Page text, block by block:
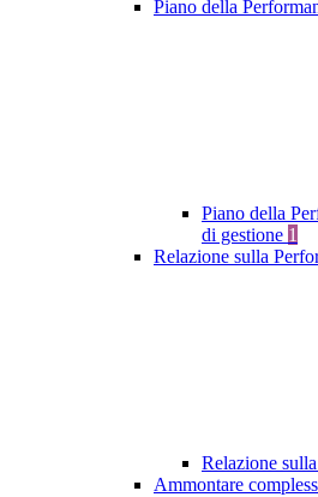
Piano della
Piano della
di gestione 1
Relazione sulla
Relazione
Ammontare